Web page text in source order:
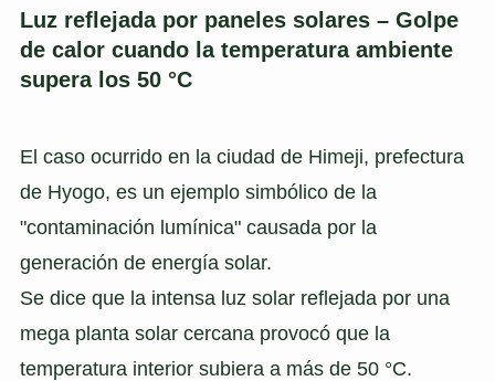
Luz reflejada por paneles solares – Golpe
de calor cuando la temperatura ambiente
supera los 50 °C
El caso ocurrido en la ciudad de Himeji, prefectura
de Hyogo, es un ejemplo simbólico de la
"contaminación lumínica" causada por la
generación de energía solar.
Se dice que la intensa luz solar reflejada por una
mega planta solar cercana provocó que la
temperatura interior subiera a más de 50 °C.